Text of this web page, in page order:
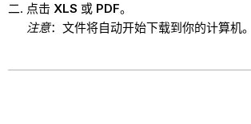
点击 XLS 或 PDF。
注意：文件将自动开始下载到你的计算机。